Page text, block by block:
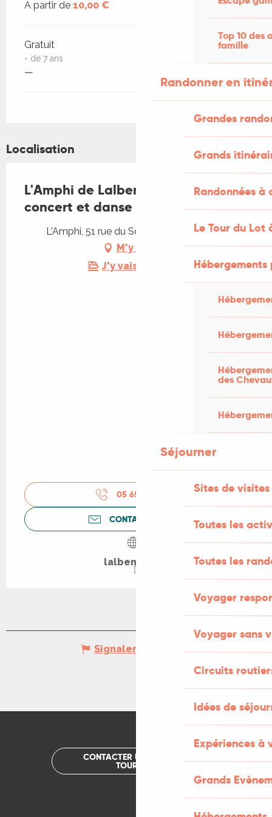
Top 10 des
famille
Randonner en
Grandes
Grands
Randonnées
Le Tour du Lot
des
Séjourner
Sites de visites
Toutes les
Toutes les
Voyager
Voyager sans
Circuits
Idées de
Expériences à
Grands
À partir de 10,00 €
Gratuit
- de 7 ans
—
Localisation
L'Amphi de Lalbenque : apéro
concert et danse contemporaine
L'Amphi, 51 rue du Sol, 46230 Lalbenque
M'y rendre
J'y vais en train !
05 65 31 61
CONTACTEZ-NOUS
lalbenque.fr
Signaler une erreur
CONTACTER UN OFFICE DE
TOURISME